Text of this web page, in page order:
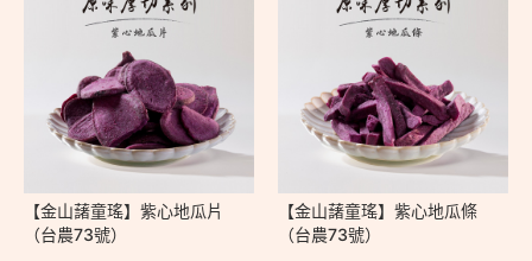
【金山藷童瑤】紫心地瓜片
（台農73號）
【金山藷童瑤】紫心地瓜條
（台農73號）